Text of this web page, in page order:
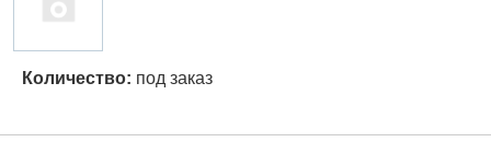
Количество: под заказ